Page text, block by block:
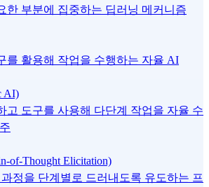
한 부분에 집중하는 딥러닝 메커니즘
를 활용해 작업을 수행하는 자율 AI
AI)
고 도구를 사용해 다단계 작업을 자율 수
of-Thought Elicitation)
정을 단계별로 드러내도록 유도하는 프